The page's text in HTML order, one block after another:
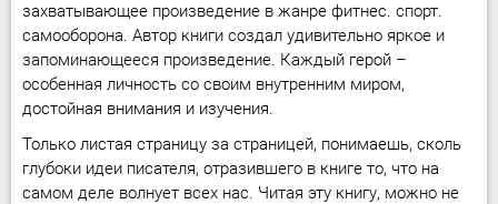
захватывающее произведение в жанре фитнес. спорт.
самооборона. Автор книги создал удивительно яркое и
запоминающееся произведение. Каждый герой –
особенная личность со своим внутренним миром,
достойная внимания и изучения.
Только листая страницу за страницей, понимаешь, сколь
глубоки идеи писателя, отразившего в книге то, что на
самом деле волнует всех нас. Читая эту книгу, можно не